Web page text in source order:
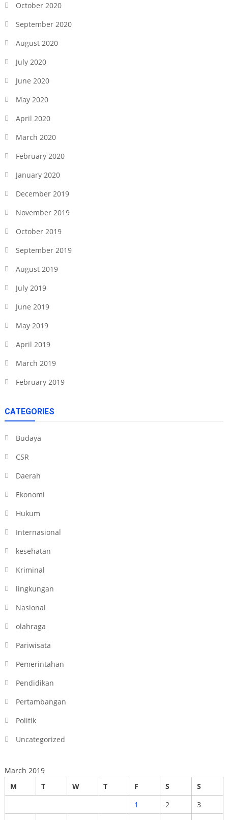
October 2020
September 2020
August 2020
July 2020
June 2020
May 2020
April 2020
March 2020
February 2020
January 2020
December 2019
November 2019
October 2019
September 2019
August 2019
July 2019
June 2019
May 2019
April 2019
March 2019
February 2019
CATEGORIES
Budaya
CSR
Daerah
Ekonomi
Hukum
Internasional
kesehatan
Kriminal
lingkungan
Nasional
olahraga
Pariwisata
Pemerintahan
Pendidikan
Pertambangan
Politik
Uncategorized
March 2019
M
T W T F S
S
1
2
3